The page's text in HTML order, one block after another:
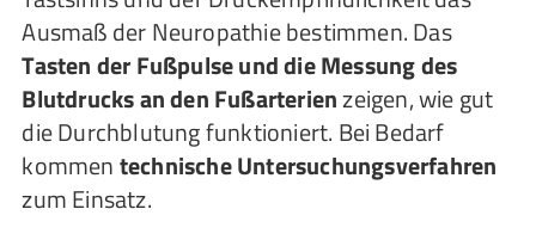
Ausmaß der Neuropathie bestimmen. Das
Tasten der Fußpulse und die Messung des
Blutdrucks an den Fußarterienzeigen, wie gut
die Durchblutung funktioniert. Bei Bedarf
kommentechnische Untersuchungsverfahren
zum Einsatz.